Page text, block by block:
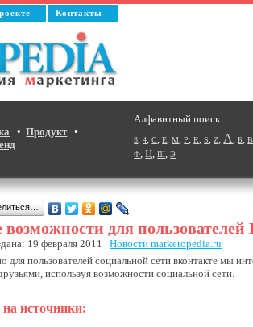
Контакты
Алфавитный поиск
3,4,C,E,M,P,R,S,Z,А,Б,В
Ф,Ц,Ш,Э
•Продукт•
для пользователей
19 февраля 2011 |Новости marketopedia.ru
для пользователей социальной сети вконтакте мы
используя возможности социальной сети.
источники: